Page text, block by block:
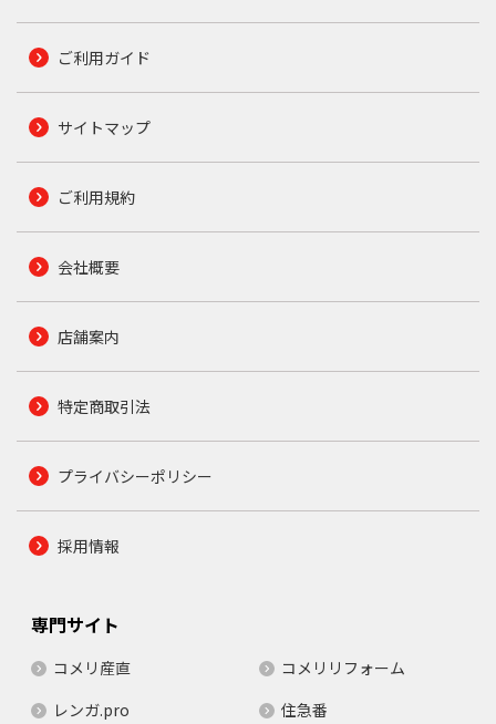
ご利用ガイド
サイトマップ
ご利用規約
会社概要
店舗案内
特定商取引法
プライバシーポリシー
採用情報
専門サイト
コメリ産直
コメリリフォーム
レンガ.pro
住急番